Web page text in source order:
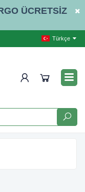
ÜCRETSİZ
Türkçe